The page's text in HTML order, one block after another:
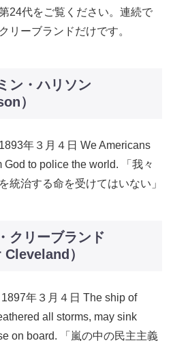
24代をご覧ください。連続で
リーブランドだけです。
ン・ハリソン
）
年３月４日 We Americans
to police the world. 「我々
統治する命を受けてはいない」
リーブランド
）
年３月４日 The ship of
all storms, may sink
on board. 「嵐の中の民主主義